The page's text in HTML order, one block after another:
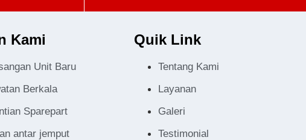
Kami
Unit Baru
Berkala
Sparepart
antar jemput
Quik Link
Tentang Kami
Layanan
Galeri
Testimonial